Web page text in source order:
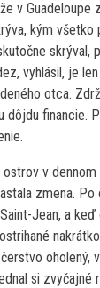
v Guadeloupe
kým všetko
skrýval,
vyhlásil, je
otca.
dôjdu financie.
v dennom
zmena.
Jean, a
oholený,
si zvyčajné